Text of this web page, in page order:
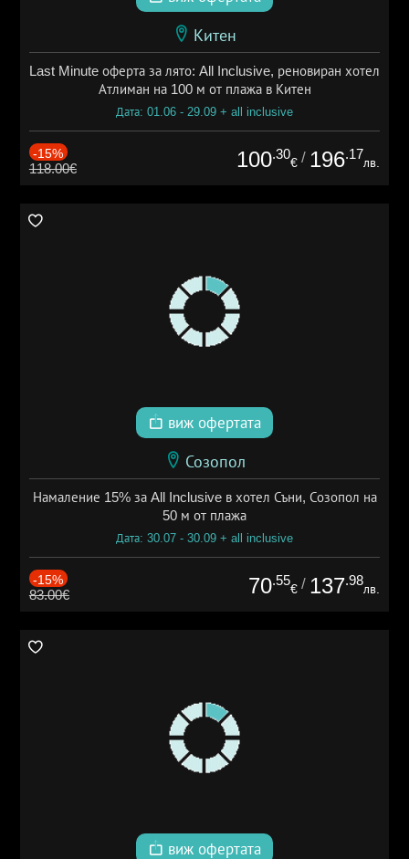
Китен
Last Minute оферта за лято: All Inclusive, реновиран хотел
Атлиман на 100 м от плажа в Китен
Дата: 01.06 - 29.09 + all inclusive
-15%
118.00€ 100.30
€ / 196.17
лв.
виж офертата
Созопол
Намаление 15% за All Inclusive в хотел Съни, Созопол на
50 м от плажа
Дата: 30.07 - 30.09 + all inclusive
-15%
83.00€ 70.55
€ / 137.98
лв.
виж офертата